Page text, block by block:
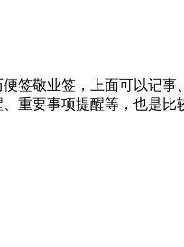
签敬业签，上面可以记事
重要事项提醒等，也是比